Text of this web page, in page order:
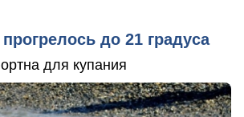
до 21 градуса
для купания